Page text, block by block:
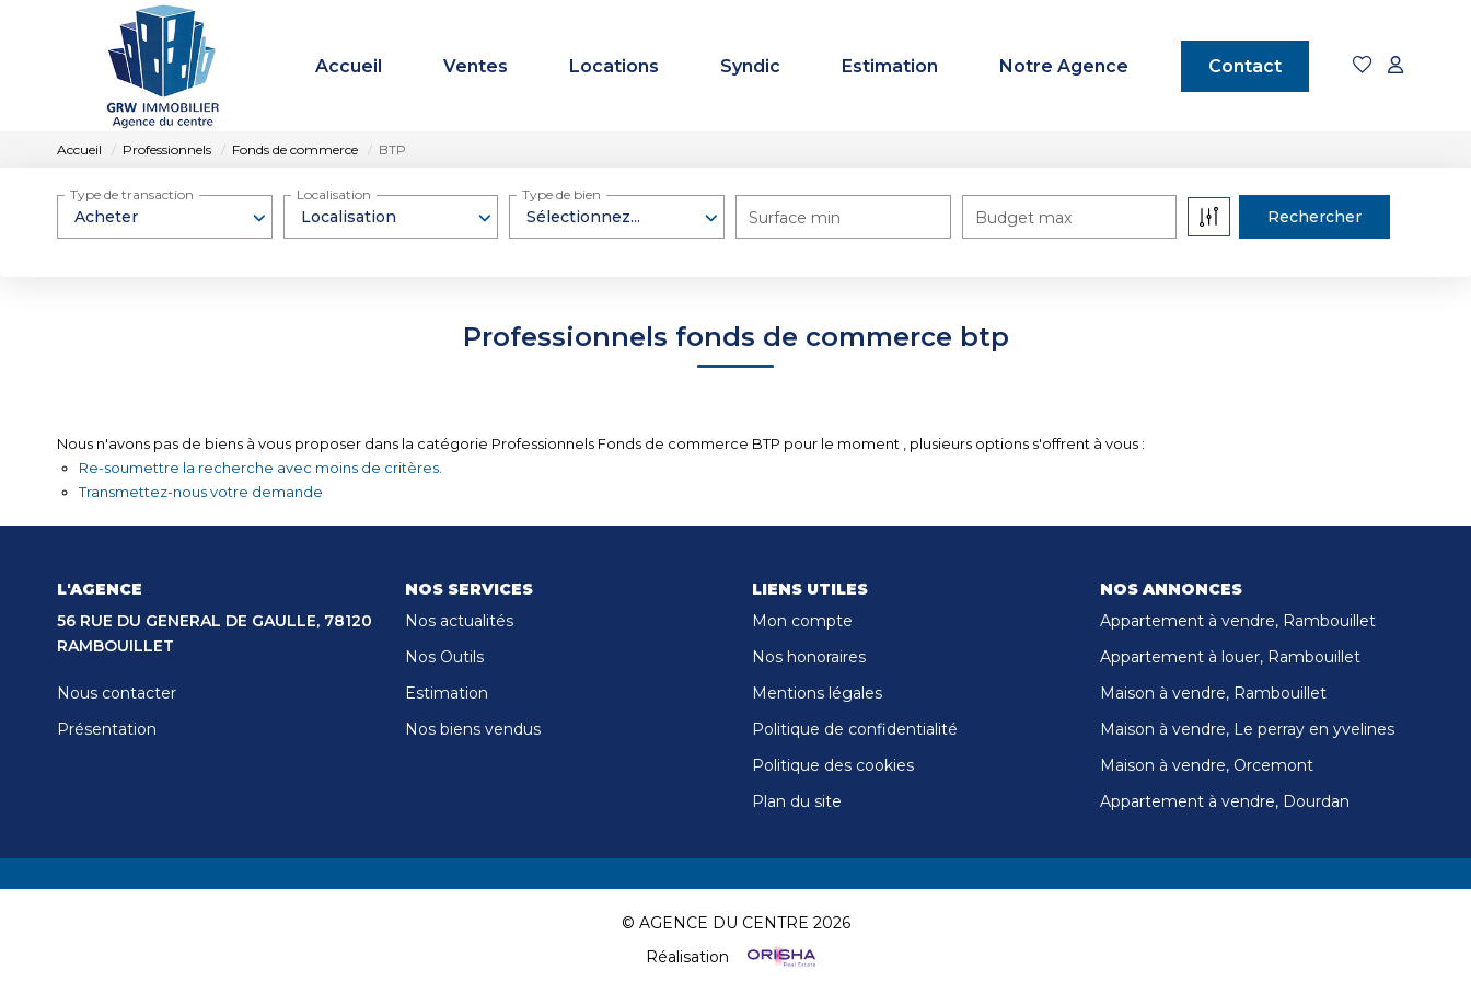
Accueil Ventes Locations Syndic Estimation Notre Agence Contact
Accueil Professionnels Fonds de commerce BTP
Acheter
Type de transaction
Localisation
Localisation
Sélectionnez...
Type de bien
Surface min Budget max
Professionnels fonds de commerce btp
Nous n'avons pas de biens à vous proposer dans la catégorie Professionnels Fonds de commerce BTP pour le moment , plusieurs options s'offrent à vous :
Re-soumettre la recherche avec moins de critères.
Transmettez-nous votre demande
L'AGENCE
56 RUE DU GENERAL DE GAULLE, 78120
RAMBOUILLET
Nous contacter
Présentation
NOS SERVICES
Nos actualités
Nos Outils
Estimation
Nos biens vendus
LIENS UTILES
Mon compte
Nos honoraires
Mentions légales
Politique de confidentialité
Politique des cookies
Plan du site
NOS ANNONCES
Appartement à vendre, Rambouillet
Appartement à louer, Rambouillet
Maison à vendre, Rambouillet
Maison à vendre, Le perray en yvelines
Maison à vendre, Orcemont
Appartement à vendre, Dourdan
© AGENCE DU CENTRE 2026
Réalisation